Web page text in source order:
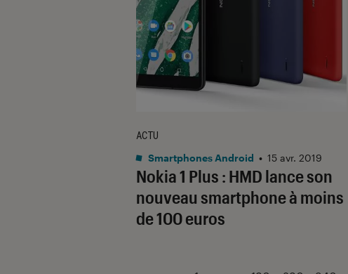
Nokia 1 Plus : HMD lance son
nouveau smartphone à moins
de 100 euros
ACTU
Smartphones Android • 15 avr. 2019